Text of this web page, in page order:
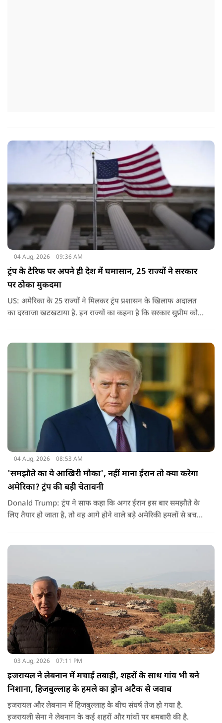
04 Aug, 2026 09:36 AM
ट्रंप के टैरिफ पर अपने ही देश में घमासान, 25 राज्यों ने सरकार
पर ठोका मुकदमा
US: अमेरिका के 25 राज्यों ने मिलकर ट्रंप प्रशासन के खिलाफ अदालत
का दरवाजा खटखटाया है. इन राज्यों का कहना है कि सरकार सुप्रीम कोर्ट
04 Aug, 2026 08:53 AM
'समझौते का ये आखिरी मौका', नहीं माना ईरान तो क्या करेगा
अमेरिका? ट्रंप की बड़ी चेतावनी
Donald Trump: ट्रंप ने साफ कहा कि अगर ईरान इस बार समझौते के
लिए तैयार हो जाता है, तो वह आगे होने वाले बड़े अमेरिकी हमलों से बच
03 Aug, 2026 07:11 PM
इजरायल ने लेबनान में मचाई तबाही, शहरों के साथ गांव भी बने
निशाना, हिजबुल्लाह के हमले का ड्रोन अटैक से जवाब
इजरायल और लेबनान में हिजबुल्लाह के बीच संघर्ष तेज हो गया है.
इजरायली सेना ने लेबनान के कई शहरों और गांवों पर बमबारी की है.